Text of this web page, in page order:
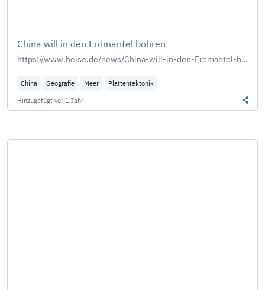
China will in den Erdmantel bohren
https://www.heise.de/news/China-will-in-den-Erdmantel-bohren-10438563.html
China Geografie Meer
Plattentektonik
Hinzugefügt vor 1 Jahr